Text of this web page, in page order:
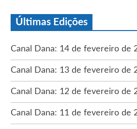
Últimas Edições
Canal Dana: 14 de fevereiro de
Canal Dana: 13 de fevereiro de
Canal Dana: 12 de fevereiro de
Canal Dana: 11 de fevereiro de